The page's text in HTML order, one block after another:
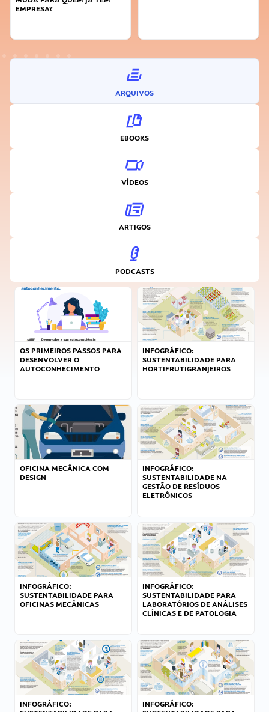
ARQUIVOS
EBOOKS
VÍDEOS
ARTIGOS
PODCASTS
OS PRIMEIROS PASSOS PARA
DESENVOLVER O
AUTOCONHECIMENTO
INFOGRÁFICO:
SUSTENTABILIDADE PARA
HORTIFRUTIGRANJEIROS
OFICINA MECÂNICA COM
DESIGN
INFOGRÁFICO:
SUSTENTABILIDADE NA
GESTÃO DE RESÍDUOS
ELETRÔNICOS
INFOGRÁFICO:
SUSTENTABILIDADE PARA
OFICINAS MECÂNICAS
INFOGRÁFICO:
SUSTENTABILIDADE PARA
LABORATÓRIOS DE ANÁLISES
CLÍNICAS E DE PATOLOGIA
INFOGRÁFICO:
INFOGRÁFICO: